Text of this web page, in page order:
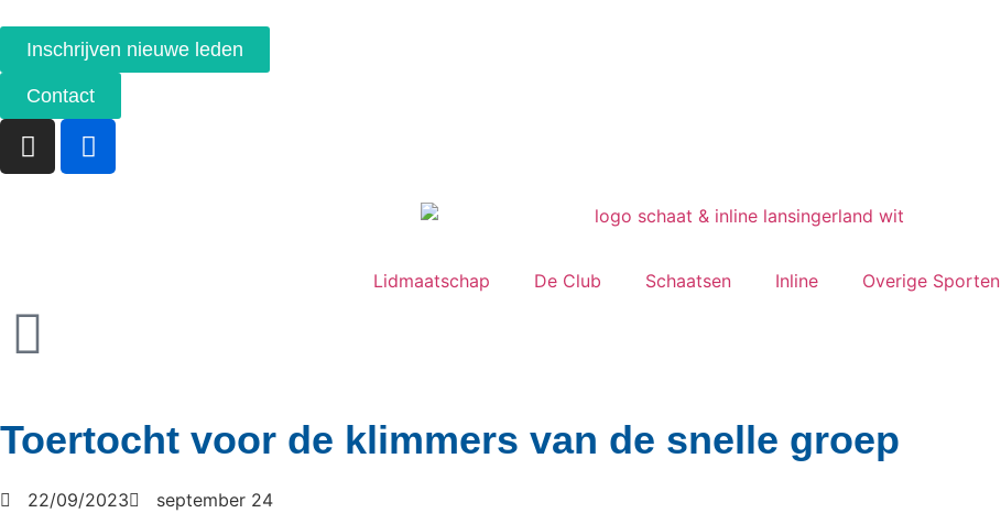
Inschrijven nieuwe leden
Contact
Lidmaatschap De Club Schaatsen Inline Overige Sporten
Toertocht voor de klimmers van de snelle groep
22/09/2023
september 24